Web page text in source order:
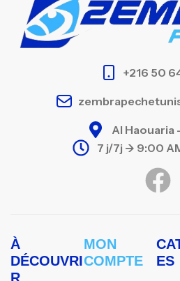
+216 50
Al Haouaria
7 j/7j -> 9:00
À
DÉCOUVRI
R
MON
COMPTE
ES